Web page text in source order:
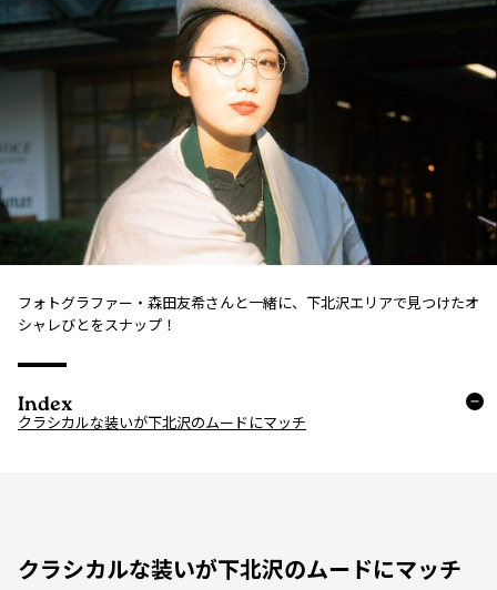
フォトグラファー・森田友希さんと一緒に、下北沢エリアで見つけたオ
シャレびとをスナップ！
Index
クラシカルな装いが下北沢のムードにマッチ
クラシカルな装いが下北沢のムードにマッチ